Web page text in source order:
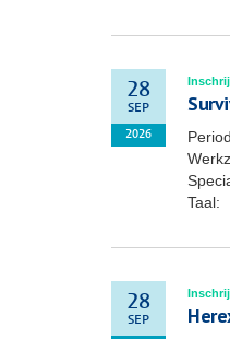
28
SEP
2026
Taal:
28
SEP